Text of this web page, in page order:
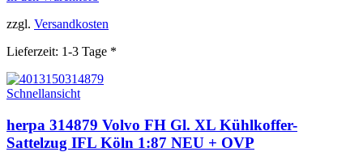
zzgl. Versandkosten
Lieferzeit: 1-3 Tage *
Schnellansicht
herpa 314879 Volvo FH Gl. XL Kühlkoffer-
Sattelzug IFL Köln 1:87 NEU + OVP